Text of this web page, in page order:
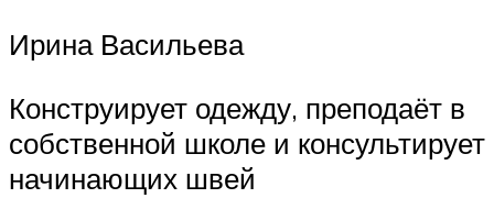
Ирина Васильева
Конструирует одежду, преподаёт в
собственной школе и консультирует
начинающих швей